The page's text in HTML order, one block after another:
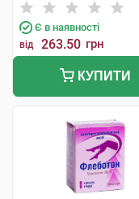
Є в наявності
від 263.50 грн
КУПИТИ